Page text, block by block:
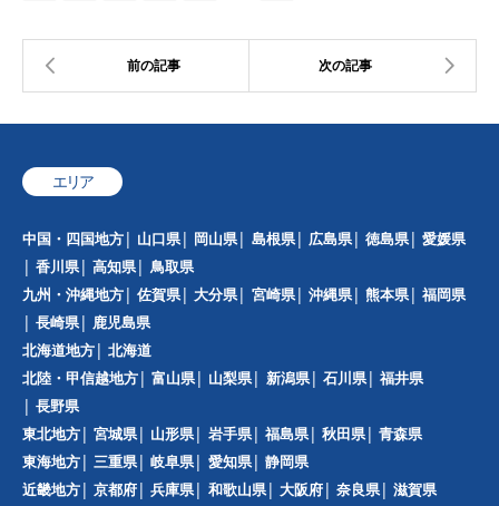
エリア
中国・四国地方 山口県 岡山県 島根県 広島県 徳島県
愛媛県
香川県
高知県
鳥取県
九州・沖縄地方
佐賀県 大分県 宮崎県 沖縄県 熊本県
福岡県
長崎県
鹿児島県
北海道地方
北海道
北陸・甲信越地方
富山県 山梨県 新潟県 石川県
福井県
長野県
東北地方
宮城県 山形県 岩手県 福島県 秋田県
青森県
東海地方
三重県 岐阜県 愛知県
静岡県
近畿地方
京都府 兵庫県 和歌山県 大阪府 奈良県
滋賀県